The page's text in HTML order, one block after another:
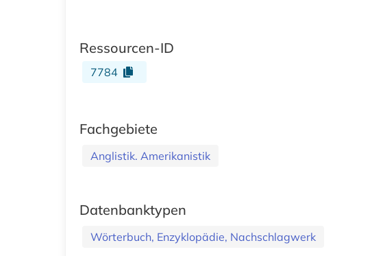
Ressourcen-ID
7784
Fachgebiete
Anglistik. Amerikanistik
Datenbanktypen
Wörterbuch, Enzyklopädie, Nachschlagwerk